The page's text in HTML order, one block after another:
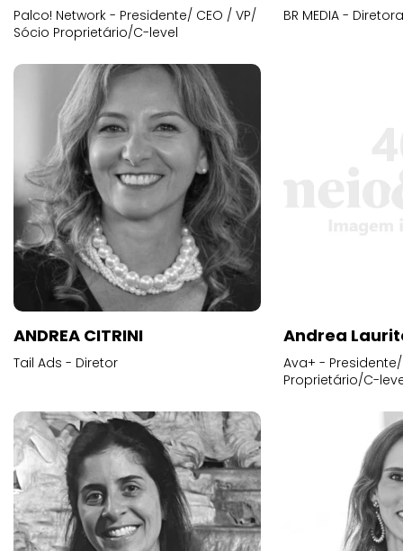
Palco! Network - Presidente/ CEO / VP/
Sócio Proprietário/C-level
BR MEDIA -
ANDREA CITRINI
Tail Ads - Diretor
Andrea
Ava+ -
Proprietário/C-